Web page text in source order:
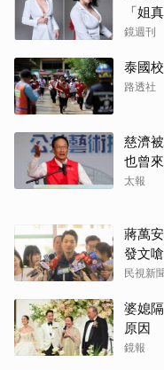
「姐
鏡週刊
泰國
路透社
慈濟
也曾
太報
蔣萬
發文
民視新
婆媳
原因
離開嗎
鏡報